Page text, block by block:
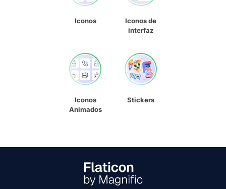
Iconos
Iconos de
interfaz
Iconos
Animados
Stickers